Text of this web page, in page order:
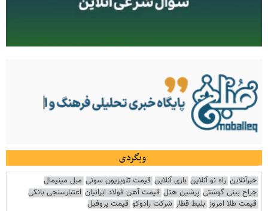
وبگردی
خبرآنلاین راه نو آنلاین بازی آنلاین قیمت تلویزیون سونی مبل مینیمال
جراح بینی گوشتی پرشین هتل قیمت آهن فولاد ایرانیان اعتبارسنجی بانکی
قیمت طلا امروز بلیط قطار شرکت رادوکو قیمت پروفیل